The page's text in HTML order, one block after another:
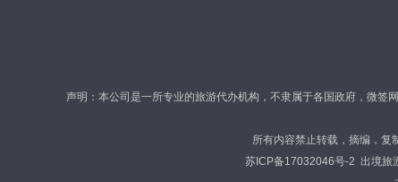
声明：本公司是一所专业的旅游代办机构，不隶属于各国政府，微签
所有内容禁止转载，摘编，复
苏ICP备17032046号-2 出境旅